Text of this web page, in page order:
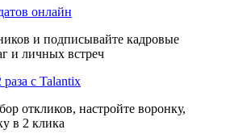
онлайн
и подписывайте кадровые
и личных встреч
раза с Talantix
откликов, настройте воронку,
в 2 клика